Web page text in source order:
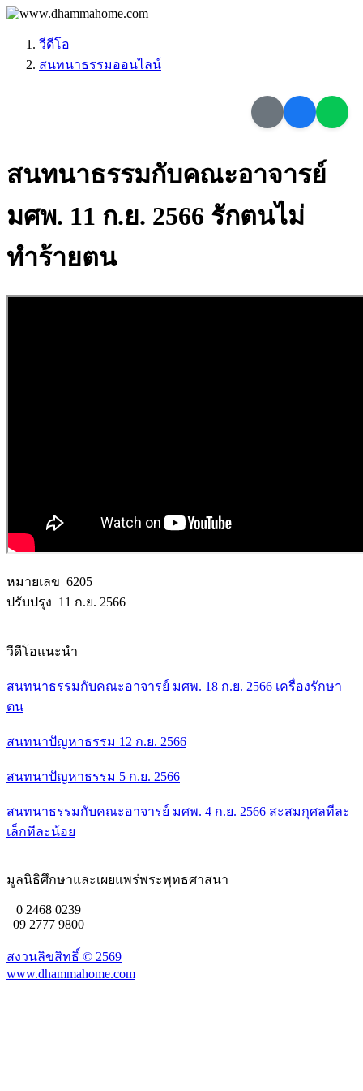
วีดีโอ
สนทนาธรรมออนไลน์
สนทนาธรรมกับคณะอาจารย์
มศพ. 11 ก.ย. 2566 รักตนไม่
ทำร้ายตน
หมายเลข 6205
ปรับปรุง 11 ก.ย. 2566
วีดีโอแนะนำ
สนทนาธรรมกับคณะอาจารย์ มศพ. 18 ก.ย. 2566 เครื่องรักษา
ตน
สนทนาปัญหาธรรม 12 ก.ย. 2566
สนทนาปัญหาธรรม 5 ก.ย. 2566
สนทนาธรรมกับคณะอาจารย์ มศพ. 4 ก.ย. 2566 สะสมกุศลทีละ
เล็กทีละน้อย
มูลนิธิศึกษาและเผยแพร่พระพุทธศาสนา
0 2468 0239
09 2777 9800
สงวนลิขสิทธิ์ © 2569
www.dhammahome.com